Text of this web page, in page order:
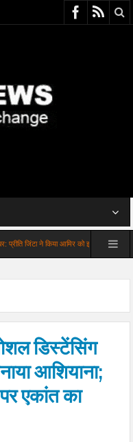
जिंटा ने किया आमिर को इग्नोर वायरल हुआ व…
डिस्टेंसिंग
आशियाना;
एकांत का